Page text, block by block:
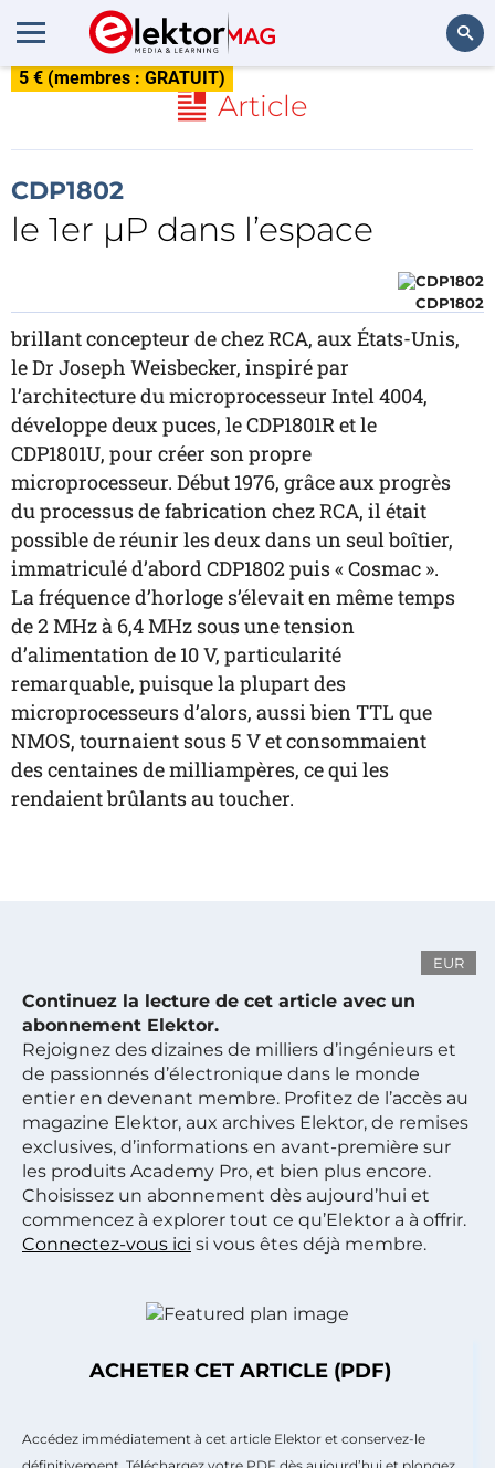
5 € (membres : GRATUIT)
Article
CDP1802
le 1er µP dans l’espace
CDP1802
brillant concepteur de chez RCA, aux États-Unis,
le Dr Joseph Weisbecker, inspiré par
l’architecture du microprocesseur Intel 4004,
développe deux puces, le CDP1801R et le
CDP1801U, pour créer son propre
microprocesseur. Début 1976, grâce aux progrès
du processus de fabrication chez RCA, il était
possible de réunir les deux dans un seul boîtier,
immatriculé d’abord CDP1802 puis « Cosmac ».
La fréquence d’horloge s’élevait en même temps
de 2 MHz à 6,4 MHz sous une tension
d’alimentation de 10 V, particularité
remarquable, puisque la plupart des
microprocesseurs d’alors, aussi bien TTL que
NMOS, tournaient sous 5 V et consommaient
des centaines de milliampères, ce qui les
rendaient brûlants au toucher.
EUR
Continuez la lecture de cet article avec un
abonnement Elektor.
Rejoignez des dizaines de milliers d’ingénieurs et
de passionnés d’électronique dans le monde
entier en devenant membre. Profitez de l’accès au
magazine Elektor, aux archives Elektor, de remises
exclusives, d’informations en avant-première sur
les produits Academy Pro, et bien plus encore.
Choisissez un abonnement dès aujourd’hui et
commencez à explorer tout ce qu’Elektor a à offrir.
Connectez-vous ici si vous êtes déjà membre.
ACHETER CET ARTICLE (PDF)
Accédez immédiatement à cet article Elektor et conservez-le